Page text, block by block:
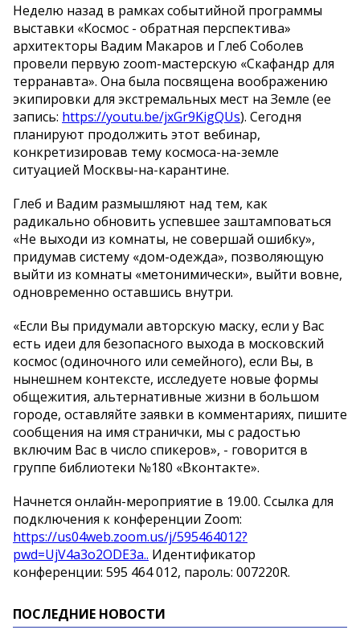
Неделю назад в рамках событийной программы
выставки «Космос - обратная перспектива»
архитекторы Вадим Макаров и Глеб Соболев
провели первую zoom-мастерскую «Скафандр для
терранавта». Она была посвящена воображению
экипировки для экстремальных мест на Земле (ее
запись: https://youtu.be/jxGr9KigQUs). Сегодня
планируют продолжить этот вебинар,
конкретизировав тему космоса-на-земле
ситуацией Москвы-на-карантине.
Глеб и Вадим размышляют над тем, как
радикально обновить успевшее заштамповаться
«Не выходи из комнаты, не совершай ошибку»,
придумав систему «дом-одежда», позволяющую
выйти из комнаты «метонимически», выйти вовне,
одновременно оставшись внутри.
«Если Вы придумали авторскую маску, если у Вас
есть идеи для безопасного выхода в московский
космос (одиночного или семейного), если Вы, в
нынешнем контексте, исследуете новые формы
общежития, альтернативные жизни в большом
городе, оставляйте заявки в комментариях, пишите
сообщения на имя странички, мы с радостью
включим Вас в число спикеров», - говорится в
группе библиотеки №180 «Вконтакте».
Начнется онлайн-мероприятие в 19.00. Ссылка для
подключения к конференции Zoom:
https://us04web.zoom.us/j/595464012?
pwd=UjV4a3o2ODE3a.. Идентификатор
конференции: 595 464 012, пароль: 007220R.
ПОСЛЕДНИЕ НОВОСТИ